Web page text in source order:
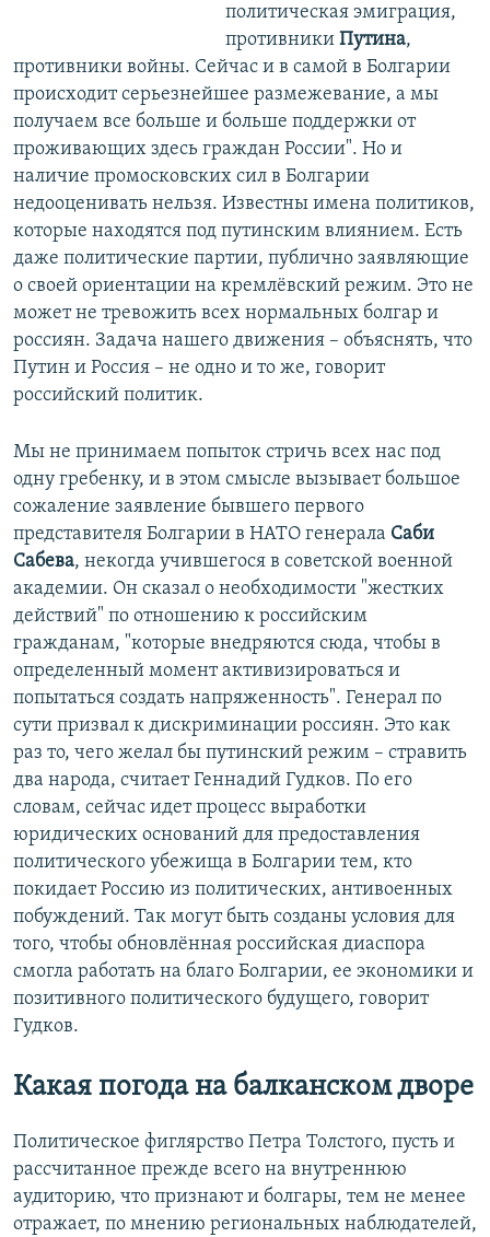
политическая эмиграция,
противники Путина,
противники войны. Сейчас и в самой в Болгарии
происходит серьезнейшее размежевание, а мы
получаем все больше и больше поддержки от
проживающих здесь граждан России". Но и
наличие промосковских сил в Болгарии
недооценивать нельзя. Известны имена политиков,
которые находятся под путинским влиянием. Есть
даже политические партии, публично заявляющие
о своей ориентации на кремлёвский режим. Это не
может не тревожить всех нормальных болгар и
россиян. Задача нашего движения – объяснять, что
Путин и Россия – не одно и то же, говорит
российский политик.
Мы не принимаем попыток стричь всех нас под
одну гребенку, и в этом смысле вызывает большое
сожаление заявление бывшего первого
представителя Болгарии в НАТО генерала Саби
Сабева, некогда учившегося в советской военной
академии. Он сказал о необходимости "жестких
действий" по отношению к российским
гражданам, "которые внедряются сюда, чтобы в
определенный момент активизироваться и
попытаться создать напряженность". Генерал по
сути призвал к дискриминации россиян. Это как
раз то, чего желал бы путинский режим – стравить
два народа, считает Геннадий Гудков. По его
словам, сейчас идет процесс выработки
юридических оснований для предоставления
политического убежища в Болгарии тем, кто
покидает Россию из политических, антивоенных
побуждений. Так могут быть созданы условия для
того, чтобы обновлённая российская диаспора
смогла работать на благо Болгарии, ее экономики и
позитивного политического будущего, говорит
Гудков.
Какая погода на балканском дворе
Политическое фиглярство Петра Толстого, пусть и
рассчитанное прежде всего на внутреннюю
аудиторию, что признают и болгары, тем не менее
отражает, по мнению региональных наблюдателей,